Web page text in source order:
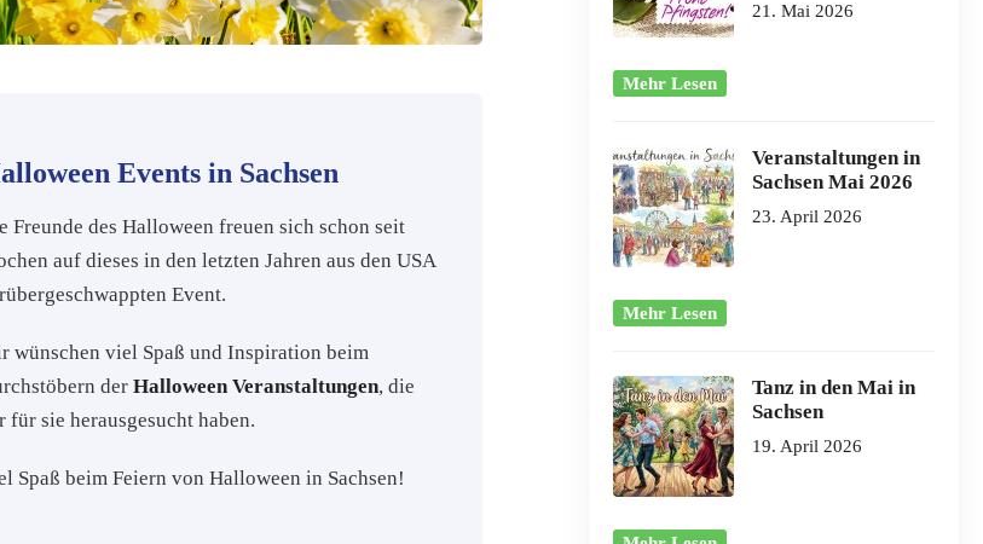
Events in Sachsen
Freunde des Halloween freuen sich schon seit
auf dieses in den letzten Jahren aus den USA
Event.
wünschen viel Spaß und Inspiration beim
derHalloween Veranstaltungen, die
für sie herausgesucht haben.
Spaß beim Feiern von Halloween in Sachsen!
21. Mai 2026
Mehr Lesen
Veranstaltungen in
Sachsen Mai 2026
23. April 2026
Mehr Lesen
Tanz in den Mai in
Sachsen
19. April 2026